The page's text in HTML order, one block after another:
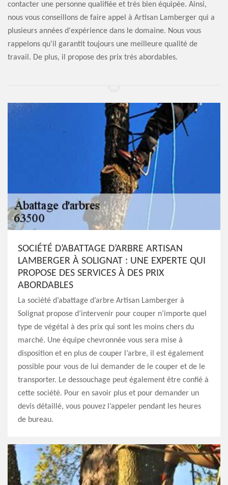
contacter une personne qualifiée et très bien équipée. Ainsi,
nous vous conseillons de faire appel à Artisan Lamberger qui a
plusieurs années d'expérience dans le domaine. Nous vous
rappelons qu'il garantit toujours une meilleure qualité de
travail. De plus, il propose des prix très abordables.
SOCIÉTÉ D’ABATTAGE D’ARBRE ARTISAN
LAMBERGER À SOLIGNAT : UNE EXPERTE QUI
PROPOSE DES SERVICES À DES PRIX
ABORDABLES
La société d’abattage d’arbre Artisan Lamberger à
Solignat propose d’intervenir pour couper n’importe quel
type de végétal à des prix qui sont les moins chers du
marché. Une équipe chevronnée vous sera mise à
disposition et en plus de couper l’arbre, il est également
possible pour vous de lui demander de le couper et de le
transporter. Le dessouchage peut également être confié à
cette société. Pour en savoir plus et pour demander un
devis détaillé, vous pouvez l’appeler pendant les heures
de bureau.